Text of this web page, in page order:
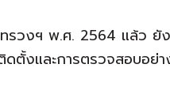
รวงฯ พ.ศ. 2564 แล้ว ยั
ดตั้งและการตรวจสอบอย่า